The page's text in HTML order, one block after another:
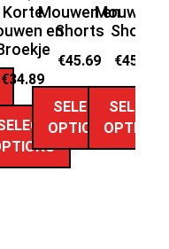
Korte
en
€34.89
Mouwen en
Shorts
€45.69
SELECT
OPTIONS
Mouwen
Shorts
€45.69
SELECT
OPTIONS